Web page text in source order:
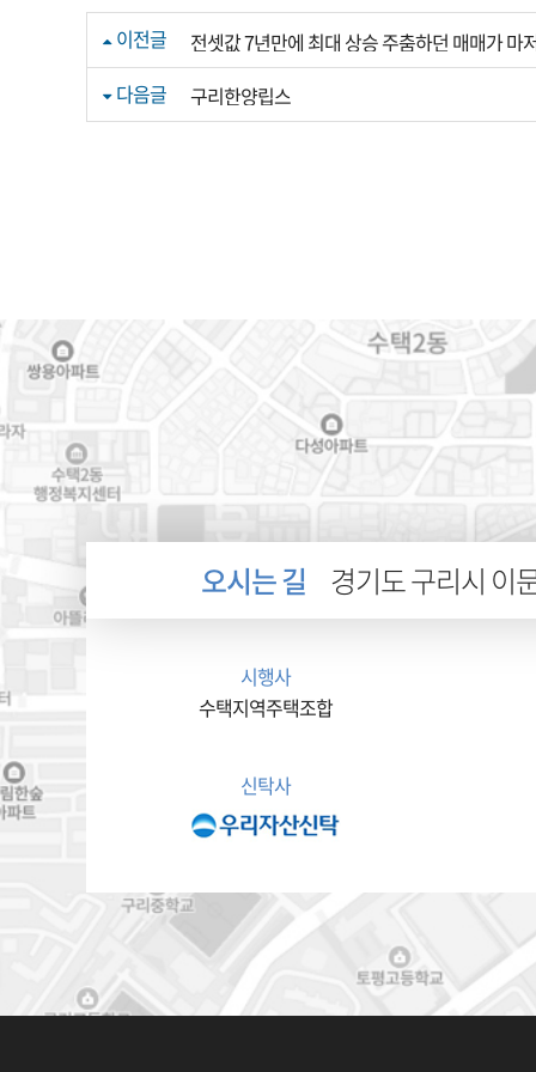
이전글 전셋값 7년만에 최대 상승 주춤하던 매매가 마
다음글
구리한양립스
오시는 길 경기도 구리시 이
시행사
수택지역주택조합
신탁사